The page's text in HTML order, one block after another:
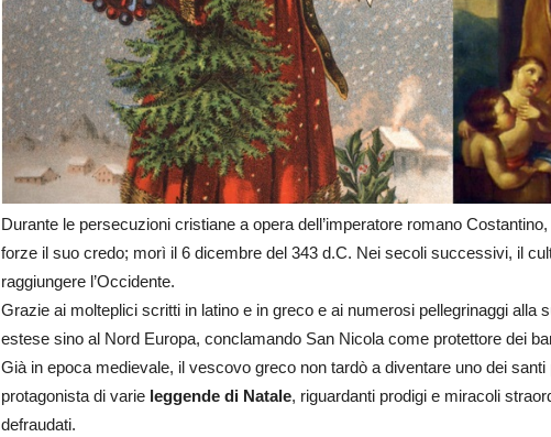
Durante le persecuzioni cristiane a opera dell’imperatore romano
forze il suo credo; morì il 6 dicembre del 343 d.C. Nei secoli successivi, il
raggiungere l’Occidente.
Grazie ai molteplici scritti in latino e in greco e ai numerosi pellegrinaggi
estese sino al Nord Europa, conclamando San Nicola come protettore dei
Già in epoca medievale, il vescovo greco non tardò a diventare uno dei
protagonista di varie leggende di Natale, riguardanti prodigi e miracoli
defraudati.